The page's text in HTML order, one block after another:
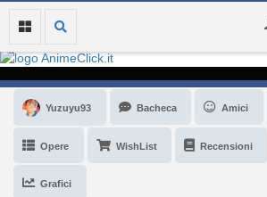
Yuzuyu93 Bacheca Amici
Opere WishList Recensioni
Grafici